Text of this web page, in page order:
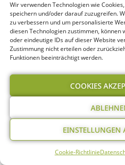
Wir verwenden Technologien wie
speichern und/oder darauf zuzugreifen.
zu verbessern und um personalisierte
diesen Technologien zustimmen, können
oder eindeutige IDs auf dieser Website
Zustimmung nicht erteilen oder
Funktionen beeinträchtigt werden.
COOKIES
EINSTELLUNGEN
Cookie-Richtlinie
HEFT